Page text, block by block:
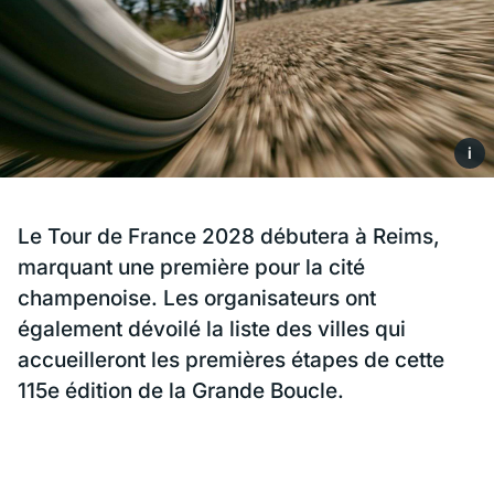
i
Le Tour de France 2028 débutera à Reims,
marquant une première pour la cité
champenoise. Les organisateurs ont
également dévoilé la liste des villes qui
accueilleront les premières étapes de cette
115e édition de la Grande Boucle.